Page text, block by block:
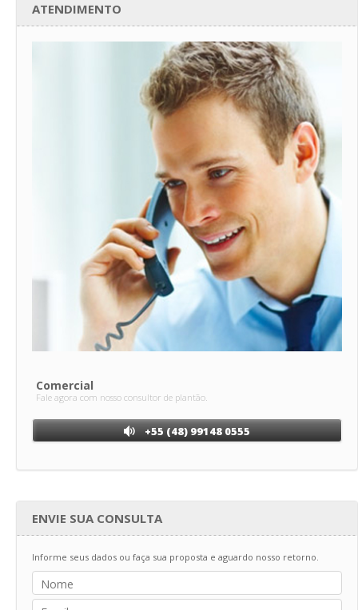
ATENDIMENTO
Comercial
Fale agora com nosso consultor de plantão.
+55 (48) 99148 0555
ENVIE SUA CONSULTA
Informe seus dados ou faça sua proposta e aguardo nosso retorno.